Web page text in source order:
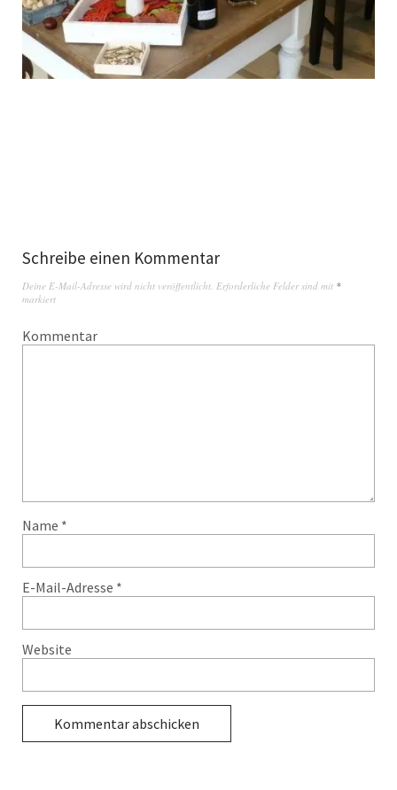
Schreibe einen Kommentar
Deine E-Mail-Adresse wird nicht veröffentlicht. Erforderliche Felder sind mit *
markiert
Kommentar
Name *
E-Mail-Adresse *
Website